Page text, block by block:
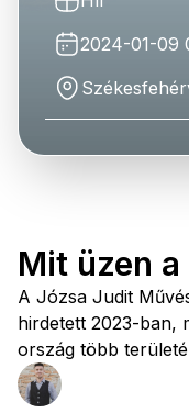
2024-01-09
Mit üzen
A Józsa Judit
hirdetett 2023-ban,
ország több